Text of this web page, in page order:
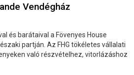
Vendégház
és barátaival a Fövenyes House
partján. Az FHG tökéletes vállalati
való részvételhez, vitorlázáshoz